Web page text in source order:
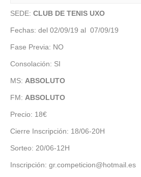
SEDE: CLUB DE TENIS UXO
Fechas: del 02/09/19 al 07/09/19
Fase Previa: NO
Consolación: SI
MS: ABSOLUTO
FM: ABSOLUTO
Precio: 18€
Cierre Inscripción: 18/06-20H
Sorteo: 20/06-12H
Inscripción: gr.competicion@hotmail.es